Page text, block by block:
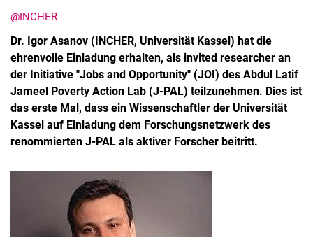
@INCHER
Dr. Igor Asanov (INCHER, Universität Kassel) hat die
ehrenvolle Einladung erhalten, als invited researcher an
der Initiative "Jobs and Opportunity" (JOI) des Abdul Latif
Jameel Poverty Action Lab (J-PAL) teilzunehmen. Dies ist
das erste Mal, dass ein Wissenschaftler der Universität
Kassel auf Einladung dem Forschungsnetzwerk des
renommierten J-PAL als aktiver Forscher beitritt.